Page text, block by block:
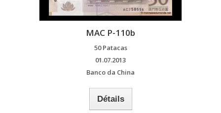
MAC P-110b
50 Patacas
01.07.2013
Banco da China
Détails